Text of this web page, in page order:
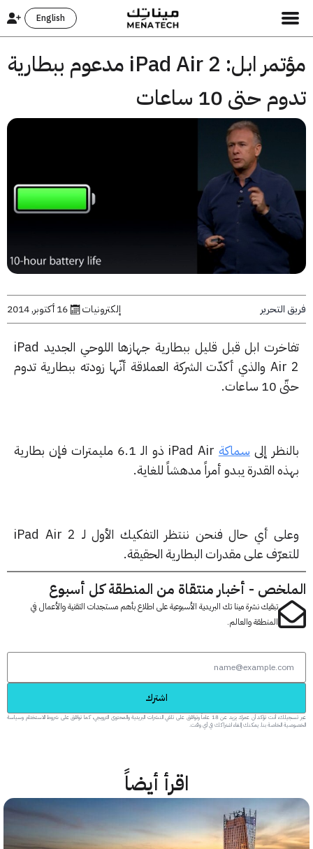
English
مؤتمر ابل: iPad Air 2 مدعوم ببطارية
حتى 10 ساعات
إلكترونيات 16 أكتوبر, 2014
تفاخرت ابل قبل قليل ببطارية جهازها اللوحي الجديد iPad
Air 2 والذي أكدّت الشركة العملاقة أنّها زودته ببطارية تدوم
إلىسماكة
iPad Air ذو الـ 6.1 مليمترات فإن بطارية
القدرة يبدو أمراً مدهشاً للغاية.
وعلى أي حال فنحن ننتظر التفكيك الأول لـ iPad Air 2
على مقدرات البطارية الحقيقة.
- أخبار منتقاة من المنطقة كل أسبوع
تبقيك نشرة مينا تك البريدية الأسبوعية على اطلاع بأهم مستجدات التقنية والأعمال في
المنطقة والعالم.
عبر تسجيلك، أنت تؤكد أن عمرك يزيد عن 18 عاماً وتوافق على تلقي النشرات البريدية والمحتوى الترويجي، كما توافق على شروط الاستخدام وسياسة
الخاصة بنا. يمكنك إلغاء اشتراكك في أي وقت.
اقرأ أيضاً